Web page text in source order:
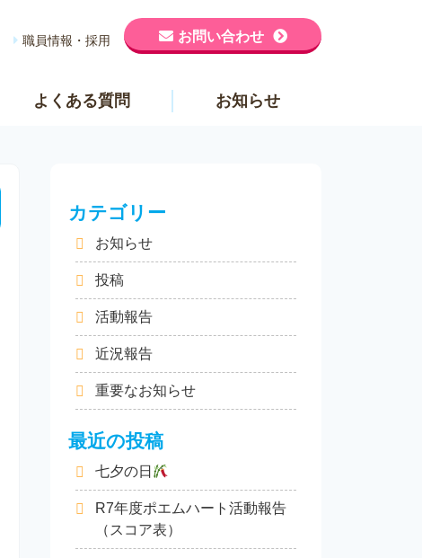
職員情報・採用 お問い合わせ
よくある質問 お知らせ
カテゴリー
お知らせ
投稿
活動報告
近況報告
重要なお知らせ
最近の投稿
七夕の日
R7年度ポエムハート活動報告
（スコア表）